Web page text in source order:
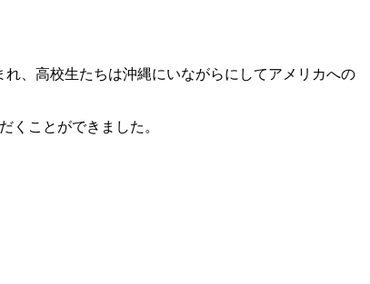
、高校生たちは沖縄にいながらにしてアメリカへの
くことができました。